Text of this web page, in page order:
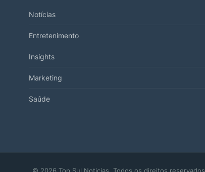
Notícias
Entretenimento
Insights
Marketing
Saúde